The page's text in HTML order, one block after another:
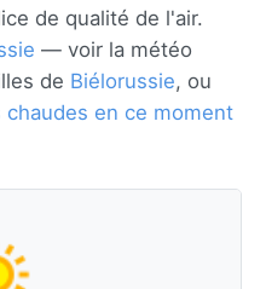
de qualité de l'air.
— voir la météo
de Biélorussie, ou
chaudes en ce moment